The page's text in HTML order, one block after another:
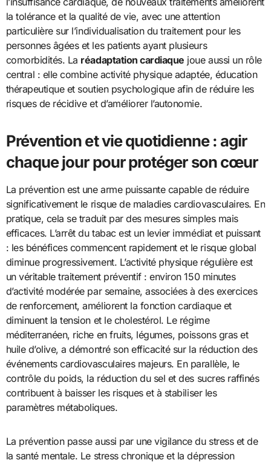
la tolérance et la qualité de vie, avec une attention
particulière sur l’individualisation du traitement pour les
personnes âgées et les patients ayant plusieurs
comorbidités. La réadaptation cardiaque joue aussi un rôle
central : elle combine activité physique adaptée, éducation
thérapeutique et soutien psychologique afin de réduire les
risques de récidive et d’améliorer l’autonomie.
Prévention et vie quotidienne : agir
chaque jour pour protéger son cœur
La prévention est une arme puissante capable de réduire
significativement le risque de maladies cardiovasculaires. En
pratique, cela se traduit par des mesures simples mais
efficaces. L’arrêt du tabac est un levier immédiat et puissant
: les bénéfices commencent rapidement et le risque global
diminue progressivement. L’activité physique régulière est
un véritable traitement préventif : environ 150 minutes
d’activité modérée par semaine, associées à des exercices
de renforcement, améliorent la fonction cardiaque et
diminuent la tension et le cholestérol. Le régime
méditerranéen, riche en fruits, légumes, poissons gras et
huile d’olive, a démontré son efficacité sur la réduction des
événements cardiovasculaires majeurs. En parallèle, le
contrôle du poids, la réduction du sel et des sucres raffinés
contribuent à baisser les risques et à stabiliser les
paramètres métaboliques.
La prévention passe aussi par une vigilance du stress et de
la santé mentale. Le stress chronique et la dépression